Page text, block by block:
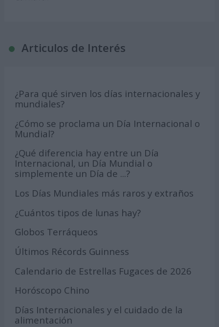
Articulos de Interés
¿Para qué sirven los días internacionales y
mundiales?
¿Cómo se proclama un Día Internacional o
Mundial?
¿Qué diferencia hay entre un Día
Internacional, un Día Mundial o
simplemente un Día de ...?
Los Días Mundiales más raros y extraños
¿Cuántos tipos de lunas hay?
Globos Terráqueos
Últimos Récords Guinness
Calendario de Estrellas Fugaces de 2026
Horóscopo Chino
Días Internacionales y el cuidado de la
alimentación